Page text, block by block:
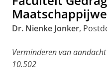
Dr. Nienke Jonker,
Verminderen van
10.502